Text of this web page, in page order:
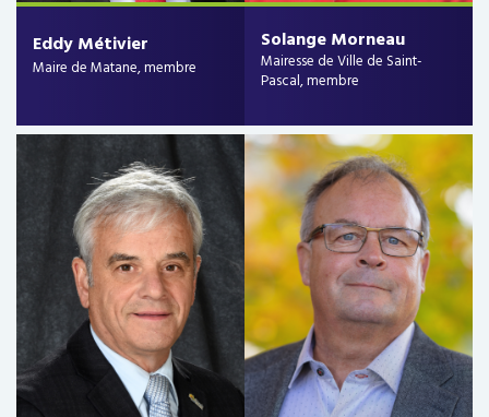
Eddy Métivier
Maire de Matane, membre
Solange Morneau
Mairesse de Ville de Saint-
Pascal, membre